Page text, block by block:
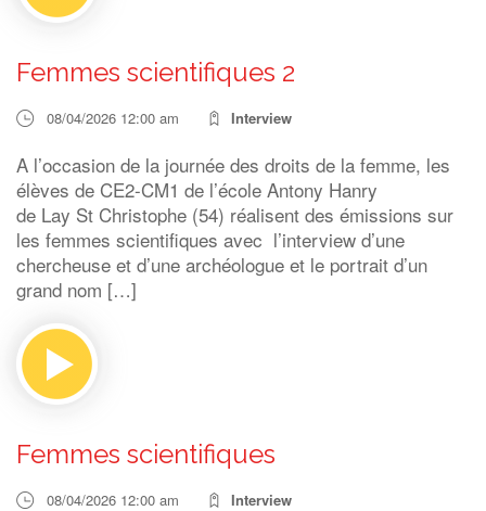
Femmes scientifiques 2
08/04/2026 12:00 am Interview
A l’occasion de la journée des droits de la femme, les
élèves de CE2-CM1 de l’école Antony Hanry
de Lay St Christophe (54) réalisent des émissions sur
les femmes scientifiques avec l’interview d’une
chercheuse et d’une archéologue et le portrait d’un
grand nom […]
Femmes scientifiques
08/04/2026 12:00 am Interview